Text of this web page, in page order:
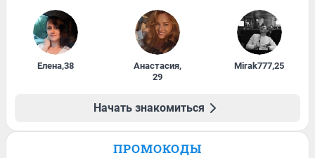
Елена,38 Анастасия,
29
Mirak777,25
Начать знакомиться
ПРОМОКОДЫ